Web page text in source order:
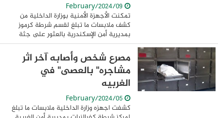
تمكنت الأجهزة الأمنية بوزارة الداخلية من
كشف ملابسات ما تبلغ لقسم شرطة كرموز
بمديرية أمن الإسكندرية بالعثور على جثة
سائق مركبة "توك توك" ، له معلومات جنائية
داخل الشقة سكنه بدائرة القسم . أسفرت
جهود ...
مصرع شخص وأصابه آخر اثر
مشاجره" بالعصى" في
الغربيه
كشفت اجهزه وزارة الداخلية ملابسات ما تبلغ